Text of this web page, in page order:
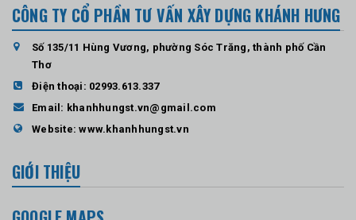
CÔNG TY CỔ PHẦN TƯ VẤN XÂY DỰNG KHÁNH HƯNG
Số 135/11 Hùng Vương, phường Sóc Trăng, thành phố Cần
Thơ
Điện thoại: 02993.613.337
Email: khanhhungst.vn@gmail.com
Website:www.khanhhungst.vn
GIỚI THIỆU